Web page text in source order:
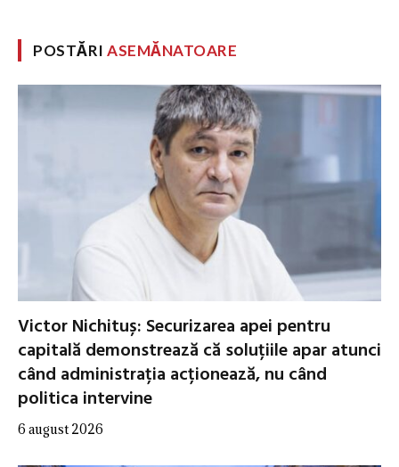
POSTĂRIASEMĂNATOARE
Victor Nichituș: Securizarea apei pentru
capitală demonstrează că soluțiile apar atunci
când administrația acționează, nu când
politica intervine
6 august 2026